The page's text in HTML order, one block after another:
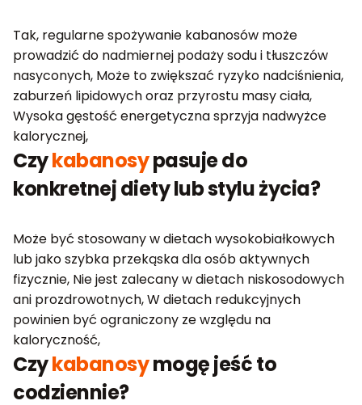
Tak, regularne spożywanie kabanosów może
prowadzić do nadmiernej podaży sodu i tłuszczów
nasyconych, Może to zwiększać ryzyko nadciśnienia,
zaburzeń lipidowych oraz przyrostu masy ciała,
Wysoka gęstość energetyczna sprzyja nadwyżce
kalorycznej,
Czykabanosypasuje do
konkretnej diety lub stylu życia?
Może być stosowany w dietach wysokobiałkowych
lub jako szybka przekąska dla osób aktywnych
fizycznie, Nie jest zalecany w dietach niskosodowych
ani prozdrowotnych, W dietach redukcyjnych
powinien być ograniczony ze względu na
kaloryczność,
Czykabanosymogę jeść to
codziennie?